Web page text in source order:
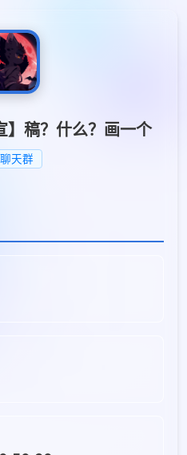
】稿？什么？画一个
聊天群